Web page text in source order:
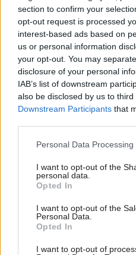
section to confirm your
opt-out request is processed
interest-based ads based on
us or personal information
your opt-out. You may
disclosure of your personal
IAB’s list of downstream
also be disclosed by us to
Downstream Participants that
Please note that this website/
not limited to your visit or
grant or deny consent to
use your data for below
consent section.
Personal Data
I want to opt-out of the
personal data.
Opted In
I want to opt-out of the
Personal Data.
Opted In
I want to opt-out of
12 šikovných riešení,
uľahčia každodenné
moderný otvorený
pohodlné